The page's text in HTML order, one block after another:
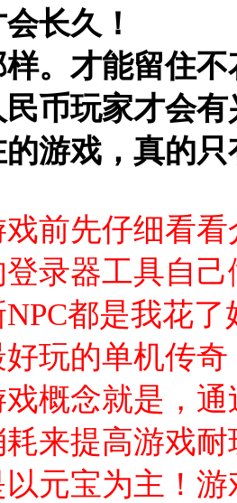
长久！
样。才能留住
民币玩家才会
的游戏，真的
前先仔细看
登录器工具自
都是我花
玩的单机传奇
概念就是，
来提高游戏耐
以元宝为主！